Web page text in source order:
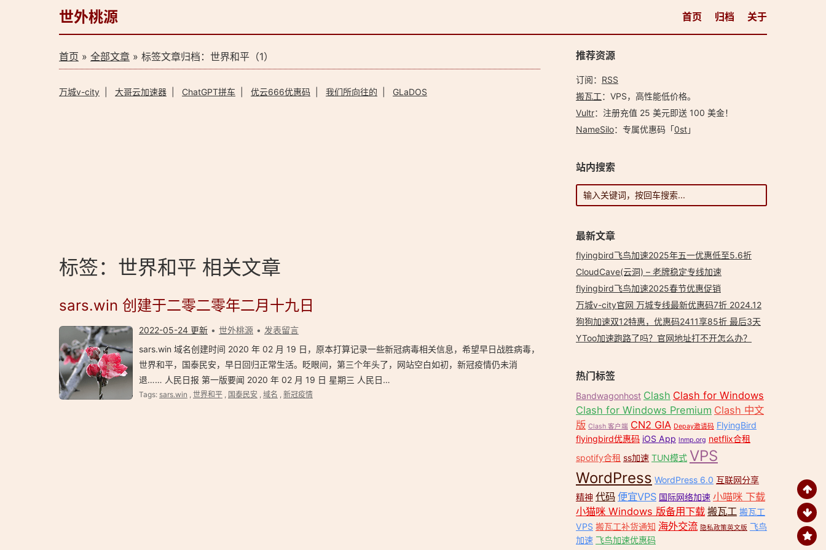
世外桃源 首页 归档 关于
首页 » 全部文章 » 标签文章归档：世界和平（1）
万城v-city 大哥云加速器 ChatGPT拼车 优云666优惠码 我们所向往的 GLaDOS
标签：世界和平 相关文章
sars.win 创建于二零二零年二月十九日
2022-05-24 更新 世外桃源
发表留言
sars.win 域名创建时间 2020 年 02 月 19 日，原本打算记录一些新冠病毒相关信息，希望早日战胜病毒，
世界和平，国泰民安，早日回归正常生活。眨眼间，第三个年头了，网站空白如初，新冠疫情仍未消
退…… 人民日报 第一版要闻 2020 年 02 月 19 日 星期三 人民日…
Tags: sars.win , 世界和平 , 国泰民安 , 域名 , 新冠疫情
推荐资源
订阅： RSS
搬瓦工：VPS，高性能低价格。️
Vultr：注册充值 25 美元即送 100 美金！
NameSilo：专属优惠码「0st」
站内搜索
最新文章
flyingbird飞鸟加速2025年五一优惠低至5.6折
CloudCave(云洞) – 老牌稳定专线加速
flyingbird飞鸟加速2025春节优惠促销
万城v-city官网 万城专线最新优惠码7折 2024.12
狗狗加速双12特惠，优惠码2411享85折 最后3天
YToo加速跑路了吗？官网地址打不开怎么办？
热门标签
Bandwagonhost Clash Clash for Windows
Clash for Windows Premium Clash 中文
版 Clash 客户端 CN2 GIA Depay邀请码 FlyingBird
flyingbird优惠码 iOS App lnmp.org netflix合租
spotify合租 ss加速 TUN模式 VPS
WordPress WordPress 6.0 互联网分享
精神 代码 便宜VPS 国际网络加速 小喵咪 下载
小猫咪 Windows 版备用下载 搬瓦工 搬瓦工
VPS 搬瓦工补货通知 海外交流 隐私政策英文版 飞鸟
加速 飞鸟加速优惠码